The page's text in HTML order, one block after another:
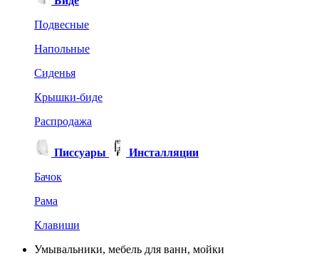
Подвесные
Напольные
Сиденья
Крышки-биде
Распродажа
Писсуары
Инсталляции
Бачок
Рама
Клавиши
Умывальники, мебель для ванн, мойки